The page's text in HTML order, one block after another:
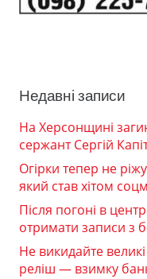
Недавні записи
На Херсонщині
сержант Сергій
Огірки тепер не
який став хітом
Після погоні в
отримати записи з
Не викидайте
реліш — взимку